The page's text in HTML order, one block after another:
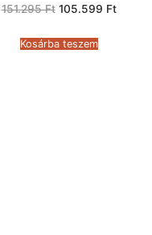
151.295Ft Original
151.295 Ft.
105.599 Ft
Kosárba teszem